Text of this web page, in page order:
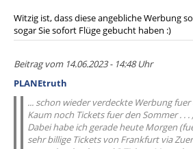
Witzig ist, dass diese angebliche Werbung
sogar Sie sofort Flüge gebucht haben :)
Beitrag vom 14.06.2023 - 14:48 Uhr
PLANEtruth
... schon wieder verdeckte Werbung
Kaum noch Tickets fuer den Sommer . . .
Dabei habe ich gerade heute Morgen
sehr billige Tickets von Frankfurt via